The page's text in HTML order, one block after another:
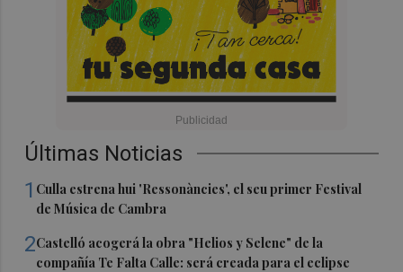
Últimas Noticias
1 Culla estrena hui 'Ressonàncies', el seu primer Festival
de Música de Cambra
2Castelló acogerá la obra "Helios y Selene" de la
compañía Te Falta Calle: será creada para el eclipse